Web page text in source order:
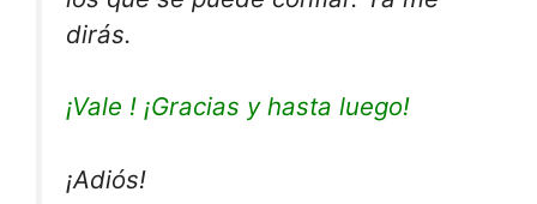
dirás.
¡Vale ! ¡Gracias y hasta luego!
¡Adiós!